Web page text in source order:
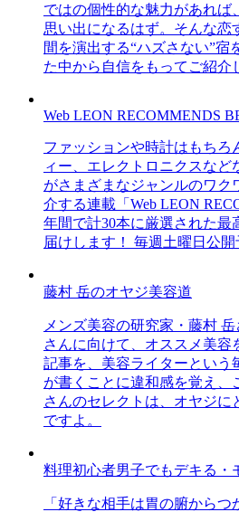
ではの個性的な魅力があれば
思い出になるはず。そんな恋
間を演出する“ハズさない”宿
た中から自信をもってご紹介
Web LEON RECOMMENDS
ファッションや時計はもちろ
ィー、エレクトロニクスなど
がさまざまなジャンルのワク
介する連載「Web LEON
年間で計30本に厳選された最
届けします！ 毎週土曜日公開
藤村 岳のオヤジ美容道
メンズ美容の研究家・藤村
さんに向けて、オススメ美容
記事を、美容ライターという
が書くことに違和感を覚え、
さんのセレクトは、オヤジに
ですよ。
料理初心者男子でもデキる・
「好きな相手は胃の腑から